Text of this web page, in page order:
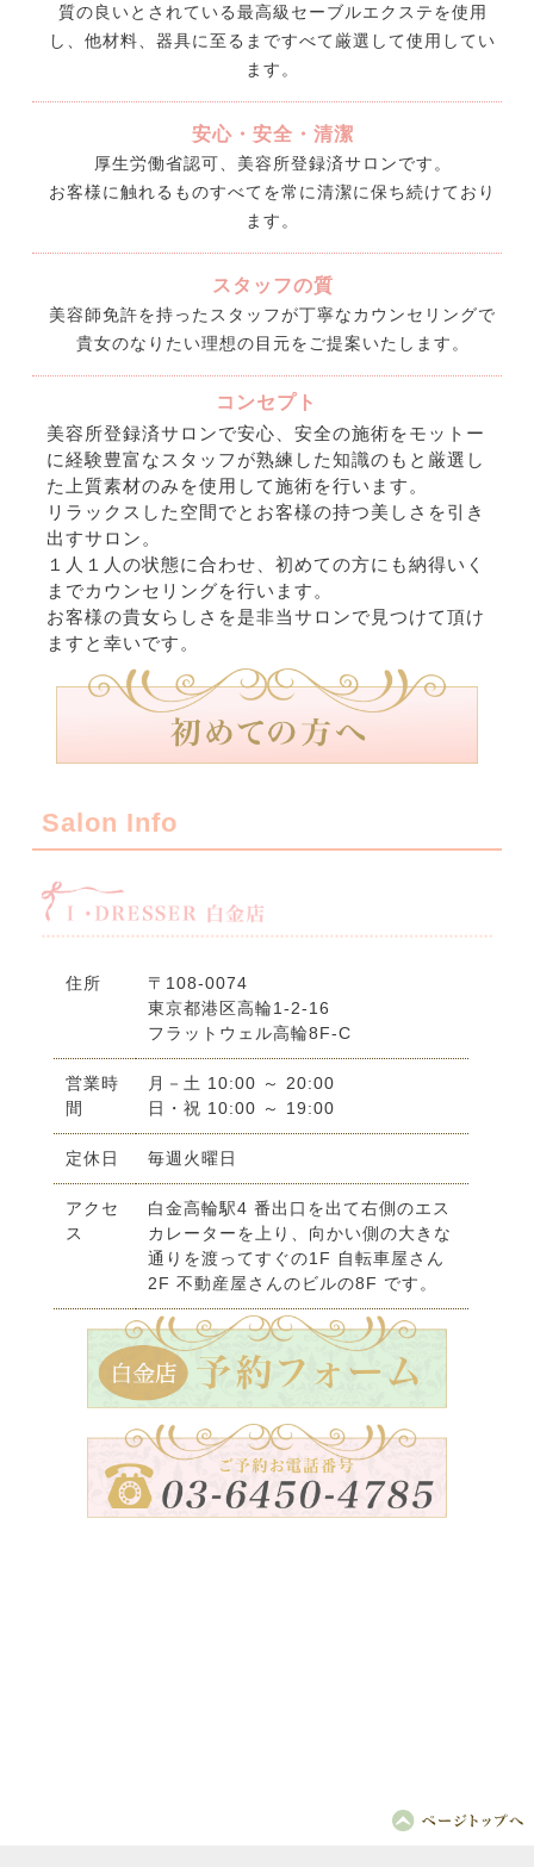
質の良いとされている最高級セーブルエクステを使用
し、他材料、器具に至るまですべて厳選して使用してい
ます。
安心・安全・清潔
厚生労働省認可、美容所登録済サロンです。
お客様に触れるものすべてを常に清潔に保ち続けており
ます。
スタッフの質
美容師免許を持ったスタッフが丁寧なカウンセリングで
貴女のなりたい理想の目元をご提案いたします。
コンセプト
美容所登録済サロンで安心、安全の施術をモットー
に経験豊富なスタッフが熟練した知識のもと厳選し
た上質素材のみを使用して施術を行います。
リラックスした空間でとお客様の持つ美しさを引き
出すサロン。
１人１人の状態に合わせ、初めての方にも納得いく
までカウンセリングを行います。
お客様の貴女らしさを是非当サロンで見つけて頂け
ますと幸いです。
Salon Info
住所
〒108-0074
東京都港区高輪1-2-16
フラットウェル高輪8F-C
営業時
間
月－土 10:00 ～ 20:00
日・祝 10:00 ～ 19:00
定休日 毎週火曜日
アクセ
ス
白金高輪駅4 番出口を出て右側のエス
カレーターを上り、向かい側の大きな
通りを渡ってすぐの1F 自転車屋さん
2F 不動産屋さんのビルの8F です。